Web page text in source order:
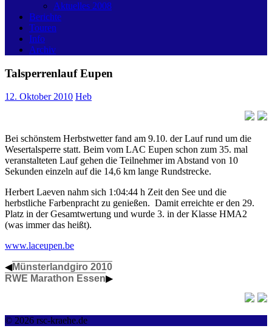
Aktuelles 2008
Berichte
Touren
Info
Archiv
Talsperrenlauf Eupen
12. Oktober 2010 Heb
Bei schönstem Herbstwetter fand am 9.10. der Lauf rund um die
Wesertalsperre statt. Beim vom LAC Eupen schon zum 35. mal
veranstalteten Lauf gehen die Teilnehmer im Abstand von 10
Sekunden einzeln auf die 14,6 km lange Rundstrecke.
Herbert Laeven nahm sich 1:04:44 h Zeit den See und die
herbstliche Farbenpracht zu genießen. Damit erreichte er den 29.
Platz in der Gesamtwertung und wurde 3. in der Klasse HMA2
(was immer das heißt).
www.laceupen.be
◀Münsterlandgiro 2010
RWE Marathon Essen▶
© 2026 rsc-kraehe.de